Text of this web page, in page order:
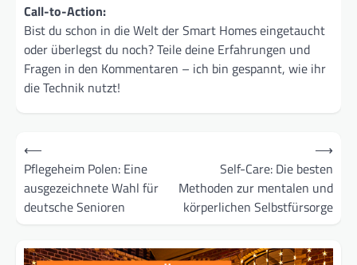
Call-to-Action:
Bist du schon in die Welt der Smart Homes eingetaucht
oder überlegst du noch? Teile deine Erfahrungen und
Fragen in den Kommentaren – ich bin gespannt, wie ihr
die Technik nutzt!
Beitragsnavigation
⟵
Pflegeheim Polen: Eine
ausgezeichnete Wahl für
deutsche Senioren
Self-Care: Die besten
Methoden zur mentalen und
körperlichen Selbstfürsorge
⟶